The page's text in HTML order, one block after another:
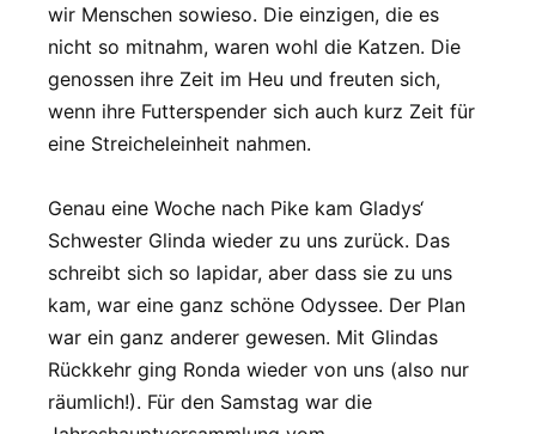
wir Menschen sowieso. Die einzigen, die es
nicht so mitnahm, waren wohl die Katzen. Die
genossen ihre Zeit im Heu und freuten sich,
wenn ihre Futterspender sich auch kurz Zeit für
eine Streicheleinheit nahmen.
Genau eine Woche nach Pike kam Gladys‘
Schwester Glinda wieder zu uns zurück. Das
schreibt sich so lapidar, aber dass sie zu uns
kam, war eine ganz schöne Odyssee. Der Plan
war ein ganz anderer gewesen. Mit Glindas
Rückkehr ging Ronda wieder von uns (also nur
räumlich!). Für den Samstag war die